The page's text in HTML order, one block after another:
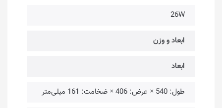
26W
ابعاد و وزن
ابعاد
طول: 540 × عرض: 406 × ضخامت: 161 میلی‌متر